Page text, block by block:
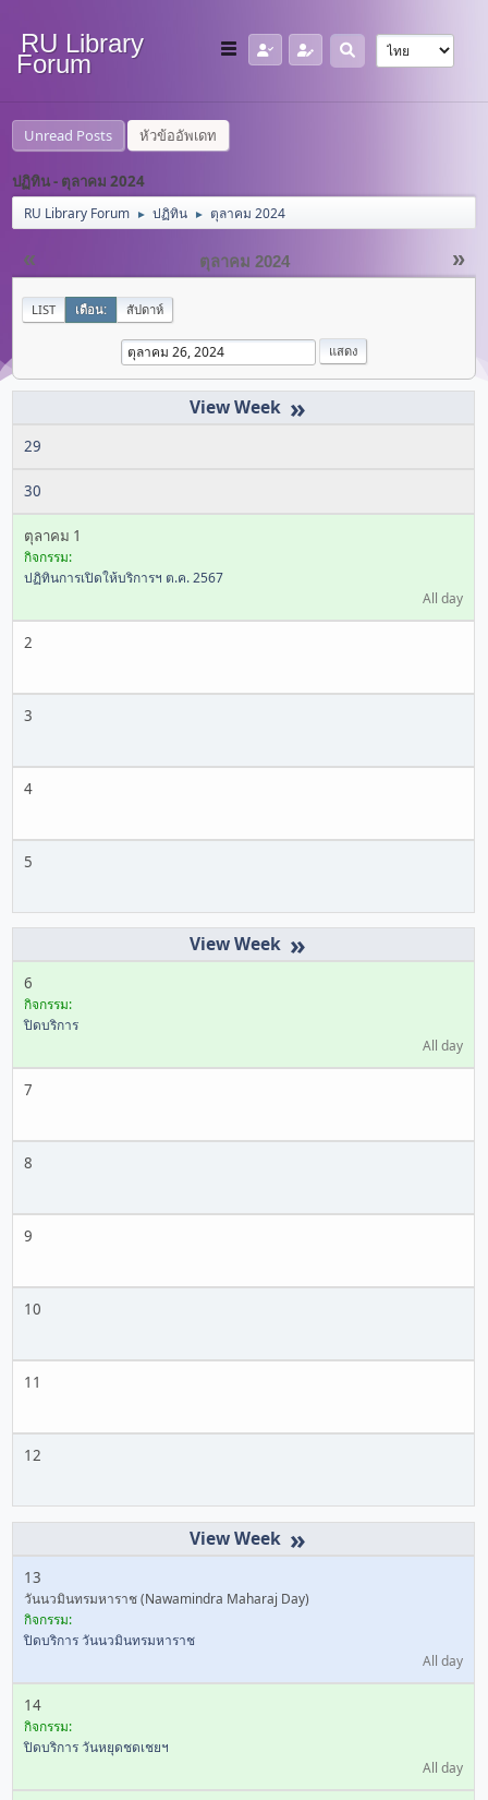
RU Library
Forum
Unread Posts หัวข้ออัพเดท
ปฏิทิน - ตุลาคม 2024
RU Library Forum ► ปฏิทิน ► ตุลาคม 2024
« »
ตุลาคม 2024
LIST เดือน: สัปดาห์
»
29
30
ตุลาคม 1
กิจกรรม:
ปฏิทินการเปิดให้บริการฯ ต.ค. 2567
All day
2
3
4
5
»
6
กิจกรรม:
ปิดบริการ
All day
7
8
9
10
11
12
»
13
วันนวมินทรมหาราช (Nawamindra Maharaj Day)
กิจกรรม:
ปิดบริการ วันนวมินทรมหาราช
All day
14
กิจกรรม:
ปิดบริการ วันหยุดชดเชยฯ
All day